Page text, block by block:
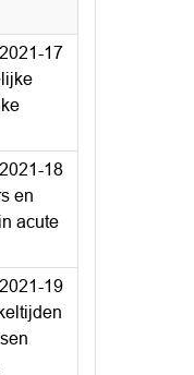
17
18
en
acute
19